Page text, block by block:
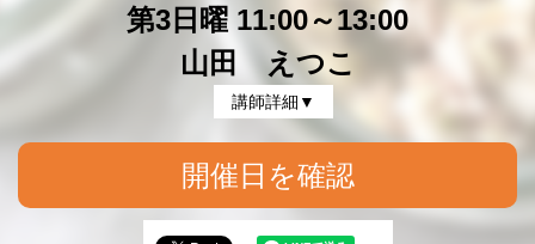
第3日曜 11:00～13:00
山田 えつこ
講師詳細▼
開催日を確認